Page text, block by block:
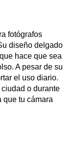
fotógrafos
diseño delgado
hace que sea
A pesar de su
el uso diario.
o durante
que tu cámara